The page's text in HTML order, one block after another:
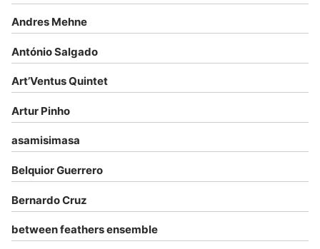
Andres Mehne
António Salgado
Art’Ventus Quintet
Artur Pinho
asamisimasa
Belquior Guerrero
Bernardo Cruz
between feathers ensemble